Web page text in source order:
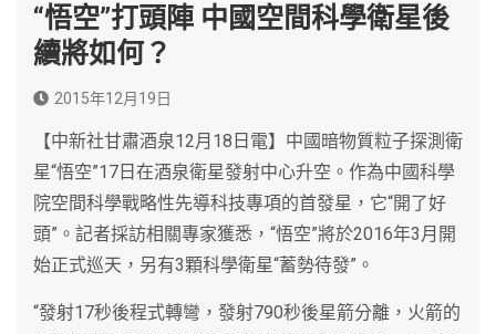
“悟空”打頭陣 中國空間科學衛星後
續將如何？
2015年12月19日
【中新社甘肅酒泉12月18日電】中國暗物質粒子探測衛
星“悟空”17日在酒泉衛星發射中心升空。作為中國科學
院空間科學戰略性先導科技專項的首發星，它“開了好
頭”。記者採訪相關專家獲悉，“悟空”將於2016年3月開
始正式巡天，另有3顆科學衛星“蓄勢待發”。
“發射17秒後程式轉彎，發射790秒後星箭分離，火箭的